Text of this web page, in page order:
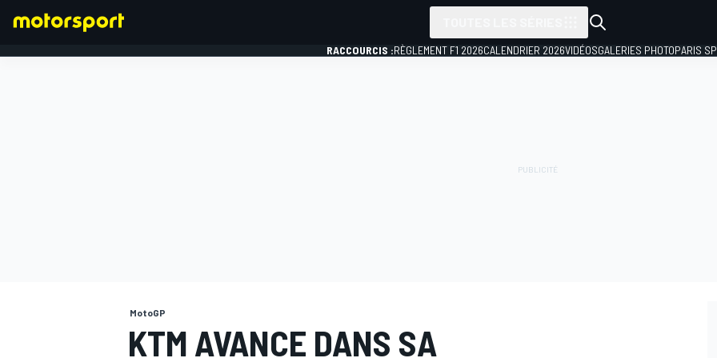
RACCOURCIS :RÈGLEMENT F1 2026CALENDRIER 2026VIDÉOSGALERIES PHOTOPARIS
MotoGP
KTM AVANCE DANS SA